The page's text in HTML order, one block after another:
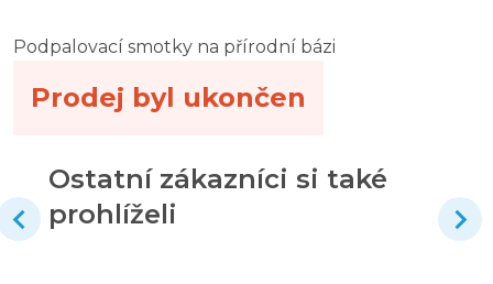
Podpalovací smotky na přírodní bázi
Prodej byl ukončen
Ostatní zákazníci si také
prohlíželi